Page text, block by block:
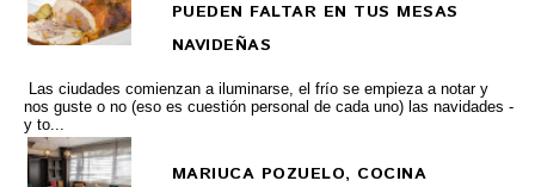
PUEDEN FALTAR EN TUS MESAS
NAVIDEÑAS
Las ciudades comienzan a iluminarse, el frío se empieza a notar y
nos guste o no (eso es cuestión personal de cada uno) las navidades -
y to...
MARIUCA POZUELO, COCINA